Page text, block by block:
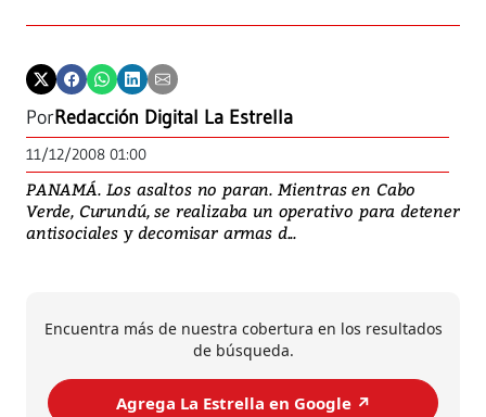
PorRedacción Digital La Estrella
11/12/2008 01:00
PANAMÁ. Los asaltos no paran. Mientras en Cabo
Verde, Curundú, se realizaba un operativo para detener
antisociales y decomisar armas d...
Encuentra más de nuestra cobertura en los resultados
de búsqueda.
Agrega La Estrella en Google ↗️